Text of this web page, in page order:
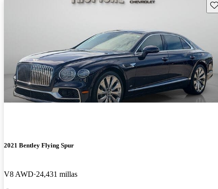
2021 Bentley Flying Spur
V8 AWD 24,431 millas